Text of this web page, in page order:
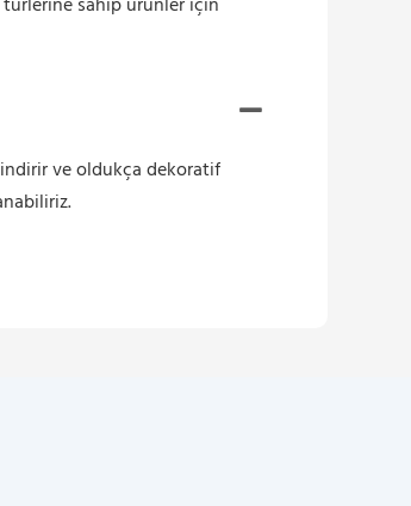
indirir ve oldukça dekoratif